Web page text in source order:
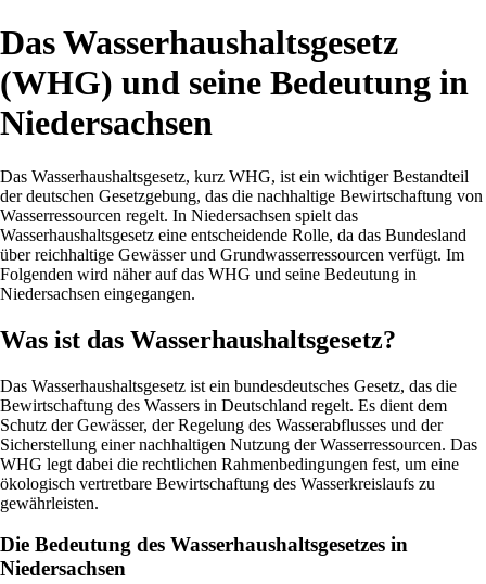
Das Wasserhaushaltsgesetz
(WHG) und seine Bedeutung in
Niedersachsen
Das Wasserhaushaltsgesetz, kurz WHG, ist ein wichtiger Bestandteil
der deutschen Gesetzgebung, das die nachhaltige Bewirtschaftung von
Wasserressourcen regelt. In Niedersachsen spielt das
Wasserhaushaltsgesetz eine entscheidende Rolle, da das Bundesland
über reichhaltige Gewässer und Grundwasserressourcen verfügt. Im
Folgenden wird näher auf das WHG und seine Bedeutung in
Niedersachsen eingegangen.
Was ist das Wasserhaushaltsgesetz?
Das Wasserhaushaltsgesetz ist ein bundesdeutsches Gesetz, das die
Bewirtschaftung des Wassers in Deutschland regelt. Es dient dem
Schutz der Gewässer, der Regelung des Wasserabflusses und der
Sicherstellung einer nachhaltigen Nutzung der Wasserressourcen. Das
WHG legt dabei die rechtlichen Rahmenbedingungen fest, um eine
ökologisch vertretbare Bewirtschaftung des Wasserkreislaufs zu
gewährleisten.
Die Bedeutung des Wasserhaushaltsgesetzes in
Niedersachsen